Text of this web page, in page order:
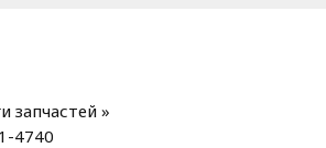
запчастей »
4740